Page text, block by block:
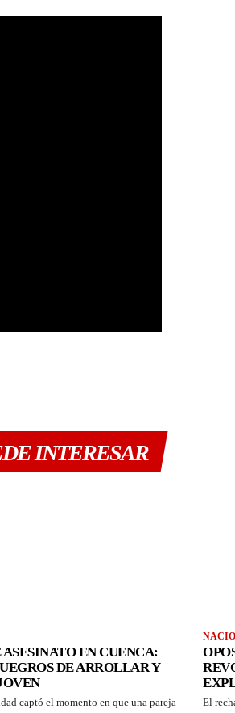
INTERESAR
EN CUENCA:
DE ARROLLAR Y
captó el momento en que una pareja
El